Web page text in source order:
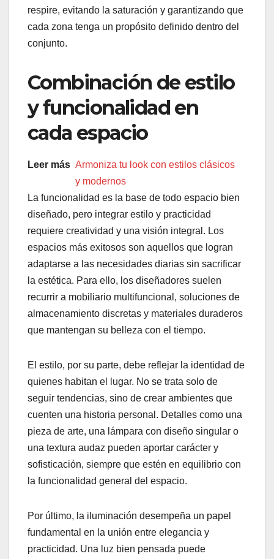
respire, evitando la saturación y garantizando que
cada zona tenga un propósito definido dentro del
conjunto.
Combinación de estilo
y funcionalidad en
cada espacio
Leer más Armoniza tu look con estilos clásicos
y modernos
La funcionalidad es la base de todo espacio bien
diseñado, pero integrar estilo y practicidad
requiere creatividad y una visión integral. Los
espacios más exitosos son aquellos que logran
adaptarse a las necesidades diarias sin sacrificar
la estética. Para ello, los diseñadores suelen
recurrir a mobiliario multifuncional, soluciones de
almacenamiento discretas y materiales duraderos
que mantengan su belleza con el tiempo.
El estilo, por su parte, debe reflejar la identidad de
quienes habitan el lugar. No se trata solo de
seguir tendencias, sino de crear ambientes que
cuenten una historia personal. Detalles como una
pieza de arte, una lámpara con diseño singular o
una textura audaz pueden aportar carácter y
sofisticación, siempre que estén en equilibrio con
la funcionalidad general del espacio.
Por último, la iluminación desempeña un papel
fundamental en la unión entre elegancia y
practicidad. Una luz bien pensada puede